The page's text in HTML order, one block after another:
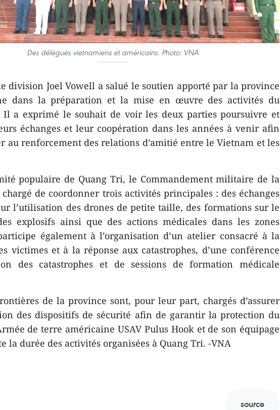
Des délégués vietnamiens et américains. Photo: VNA
division Joel Vowell a salué le soutien apporté par la province
dans la préparation et la mise en œuvre des activités du
Il a exprimé le souhait de voir les deux parties poursuivre et
échanges et leur coopération dans les années à venir afin
au renforcement des relations d’amitié entre le Vietnam et les
populaire de Quang Tri, le Commandement militaire de la
de coordonner trois activités principales : des échanges
l’utilisation des drones de petite taille, des formations sur le
explosifs ainsi que des actions médicales dans les zones
également à l’organisation d’un atelier consacré à la
victimes et à la réponse aux catastrophes, d’une conférence
des catastrophes et de sessions de formation médicale
de la province sont, pour leur part, chargés d’assurer
des dispositifs de sécurité afin de garantir la protection du
de terre américaine USAV Pulus Hook et de son équipage
la durée des activités organisées à Quang Tri. -VNA
source